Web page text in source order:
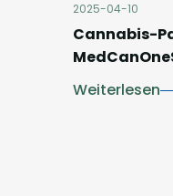
2025-04-10
Cannabis-
Weiterlesen